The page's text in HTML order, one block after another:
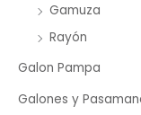
Gamuza
Rayón
Galon Pampa
Galones y